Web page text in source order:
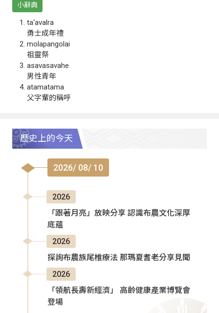
小辭典
ta‘avalra
勇士成年禮
molapangolai
祖靈祭
asavasavahe
男性青年
atamatama
父字輩的稱呼
歷史上的今天
2026/ 08/ 10
2026
「跟著月亮」放映分享 認識布農文化深厚
底蘊
2026
探詢布農族尾椎療法 那瑪夏耆老分享見聞
2026
「領航長壽新經濟」 高齡健康產業博覽會
登場